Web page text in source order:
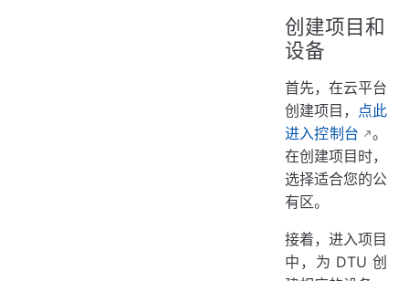
创建项目和
设备
首先，在云平台
创建项目， 点此
进入控制台
。
在创建项目时，
选择适合您的公
有区。
接着，进入项目
中，为 DTU 创